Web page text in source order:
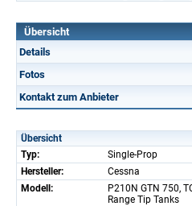
Übersicht
Details
Fotos
Kontakt zum Anbieter
Übersicht
Typ:
Single-Prop
Hersteller:
Cessna
Modell:
P210N GTN 750,
Range Tip Tanks